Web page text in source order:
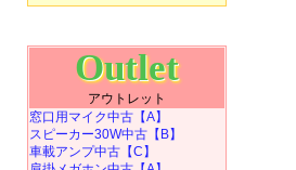
Outlet
アウトレット
窓口用マイク中古【A】
スピーカー30W中古【B】
車載アンプ中古【C】